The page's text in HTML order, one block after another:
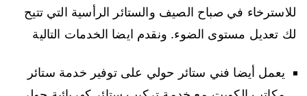
للاسترخاء في صباح الصيف والستائر الرأسية التي تتيح
لك تعديل مستوى الضوء. ونقدم ايضا الخدمات التالية
يعمل أيضا فني ستائر حولي على توفير خدمة ستائر